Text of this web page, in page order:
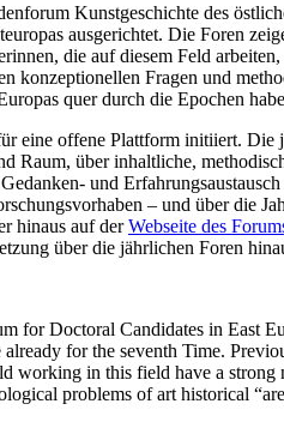
Kunstgeschichte des
ausgerichtet. Die Foren
die auf diesem Feld
konzeptionellen Fragen und
quer durch die Epochen
eine offene Plattform initiiert. Die
Raum, über inhaltliche,
und
– und über die
hinaus auf derWebseite des
über die jährlichen Foren
for Doctoral Candidates in East
for the seventh Time.
working in this field have a
problems of art historical